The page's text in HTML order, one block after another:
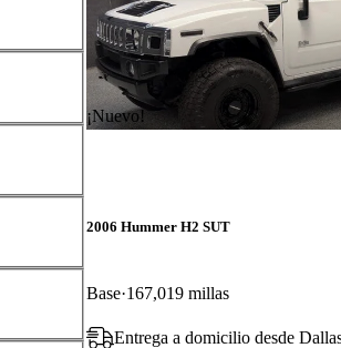
¡Nuevo!
2006 Hummer H2 SUT
Base 167,019 millas
Entrega a domicilio desde